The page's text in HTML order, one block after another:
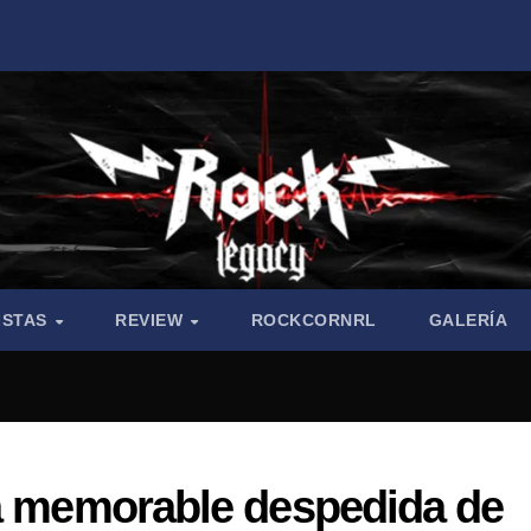
REVIEW ROCKCORNRL GALERÍA
memorable despedida de